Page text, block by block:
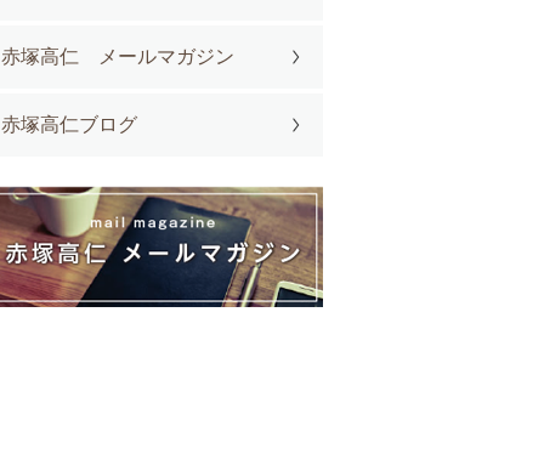
赤塚高仁 メールマガジン
赤塚高仁ブログ